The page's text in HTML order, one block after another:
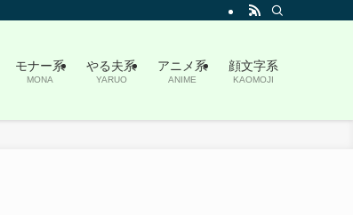
モナー系
MONA
やる夫系
YARUO
アニメ系
ANIME
顔文字系
KAOMOJI